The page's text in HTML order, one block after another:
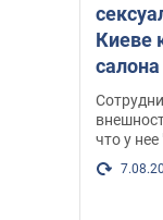
Киеве
после
Фото
что у